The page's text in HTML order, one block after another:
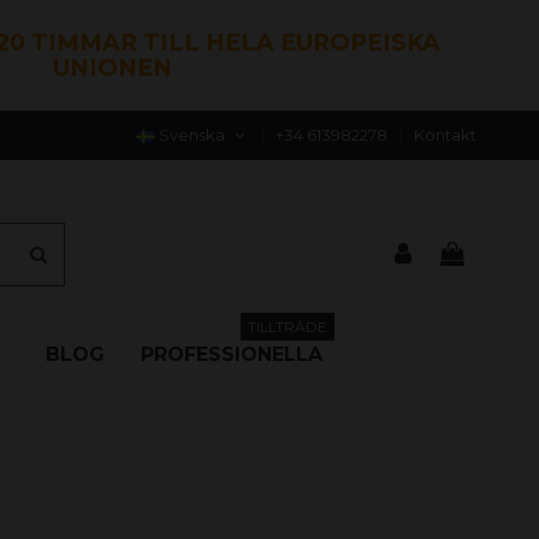
TIMMAR TILL HELA EUROPEISKA
UNIONEN
Svenska +34 613982278 Kontakt
BLOG PROFESSIONELLA
TILLTRÄDE